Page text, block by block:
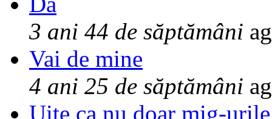
3 ani 44 de săptămâni
Vai de mine
4 ani 25 de săptămâni
Uite ca nu doar mig-urile